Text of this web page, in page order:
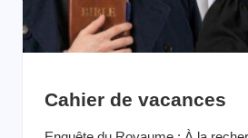
Cahier de vacances